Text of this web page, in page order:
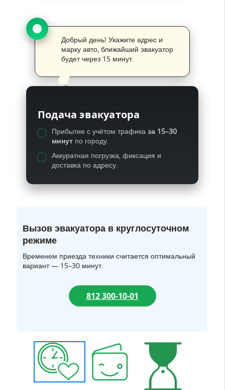
Подача эвакуатора
Прибытие с учётом трафика за 15–30
минут по городу.
Аккуратная погрузка, фиксация и
доставка по адресу.
Добрый день! Укажите адрес и
марку авто, ближайший эвакуатор
будет через 15 минут.
Вызов эвакуатора в круглосуточном
режиме
Временем приезда техники считается оптимальный
вариант — 15–30 минут.
812 300-10-01